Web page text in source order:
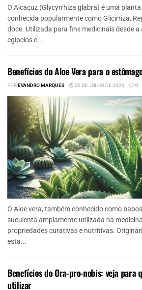
O Alcaçuz (Glycyrrhiza glabra) é uma
conhecida popularmente como Glicirriza,
doce. Utilizada para fins medicinais desde
egípcios e...
Benefícios do Aloe Vera para o
POREVANDRO MARQUES 30 DE JULHO DE 2024 0
O Aloe vera, também conhecido como
suculenta amplamente utilizada na
propriedades curativas e nutritivas.
esta...
Benefícios do Ora-pro-nobis: veja para
utilizar